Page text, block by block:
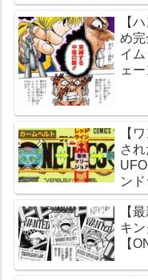
【
め完
イ
ェ
【
さ
ンド
【
キ
【